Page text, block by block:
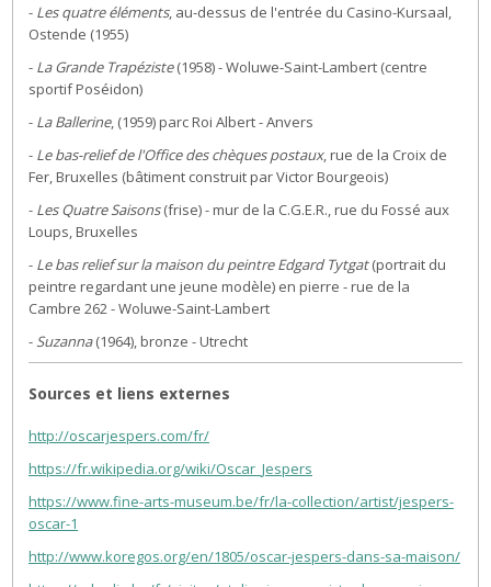
- Les quatre éléments, au-dessus de l'entrée du Casino-Kursaal,
Ostende (1955)
- La Grande Trapéziste(1958) - Woluwe-Saint-Lambert (centre
sportif Poséidon)
- La Ballerine, (1959) parc Roi Albert - Anvers
- Le bas-relief de l'Office des chèques postaux, rue de la Croix de
Fer, Bruxelles (bâtiment construit par Victor Bourgeois)
- Les Quatre Saisons(frise) - mur de la C.G.E.R., rue du Fossé aux
Loups, Bruxelles
- Le bas relief sur la maison du peintre Edgard Tytgat(portrait du
peintre regardant une jeune modèle) en pierre - rue de la
Cambre 262 - Woluwe-Saint-Lambert
- Suzanna(1964), bronze - Utrecht
Sources et liens externes
http://oscarjespers.com/fr/
https://fr.wikipedia.org/wiki/Oscar_Jespers
https://www.fine-arts-museum.be/fr/la-collection/artist/jespers-
oscar-1
http://www.koregos.org/en/1805/oscar-jespers-dans-sa-maison/